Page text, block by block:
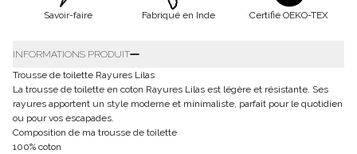
Savoir-faire Fabriqué en Inde Certifié OEKO-TEX
INFORMATIONS PRODUIT
Trousse de toilette Rayures Lilas
La trousse de toilette en coton Rayures Lilas est légère et résistante. Ses
rayures apportent un style moderne et minimaliste, parfait pour le quotidien
ou pour vos escapades.
Composition de ma trousse de toilette
100% coton